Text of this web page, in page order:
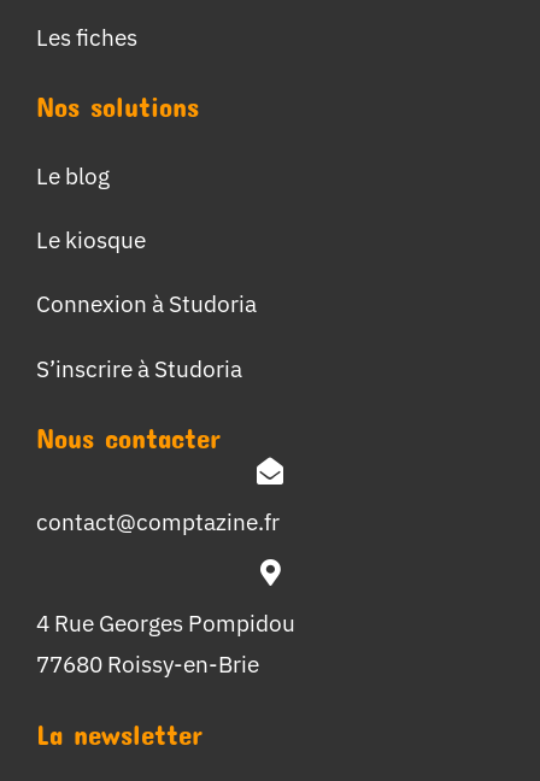
Les fiches
Nos solutions
Le blog
Le kiosque
Connexion à Studoria
S’inscrire à Studoria
Nous contacter
contact@comptazine.fr
4 Rue Georges Pompidou
77680 Roissy-en-Brie
La newsletter